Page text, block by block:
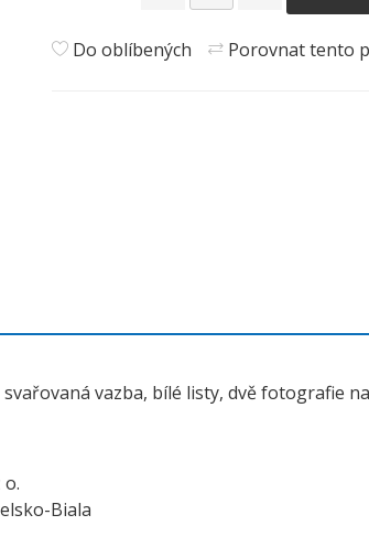
Do oblíbených Porovnat tento
vazba, bílé listy, dvě fotografie
o.
Biala